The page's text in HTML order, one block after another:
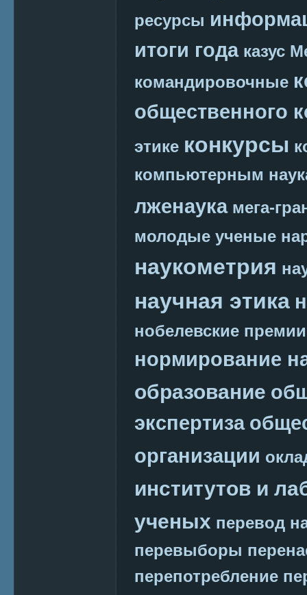
ресурсы
итоги года казус
командировочные
общественного
этике конкурсы
компьютерным
лженаука мега-
молодые ученые
наукометрия
научная этика
нобелевские премии
нормирование
образование
экспертиза
организации
институтов и
ученых перевод
перевыборы
перепотребление